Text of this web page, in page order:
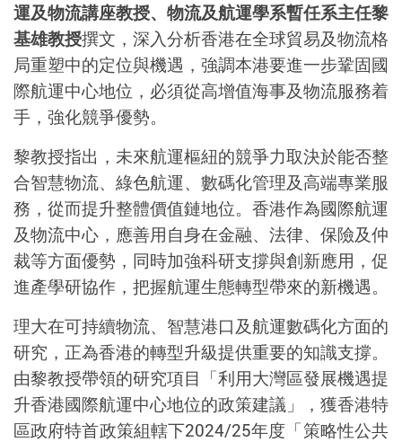
運及物流講座教授、物流及航運學系暫任系主任黎
基雄教授撰文，深入分析香港在全球貿易及物流格
局重塑中的定位與機遇，強調本港要進一步鞏固國
際航運中心地位，必須從高增值海事及物流服務着
手，強化競爭優勢。
黎教授指出，未來航運樞紐的競爭力取決於能否整
合智慧物流、綠色航運、數碼化管理及高端專業服
務，從而提升整體價值鏈地位。香港作為國際航運
及物流中心，應善用自身在金融、法律、保險及仲
裁等方面優勢，同時加強科研支撐與創新應用，促
進產學研協作，把握航運生態轉型帶來的新機遇。
理大在可持續物流、智慧港口及航運數碼化方面的
研究，正為香港的轉型升級提供重要的知識支撐。
由黎教授帶領的研究項目「利用大灣區發展機遇提
升香港國際航運中心地位的政策建議」，獲香港特
區政府特首政策組轄下2024/25年度「策略性公共